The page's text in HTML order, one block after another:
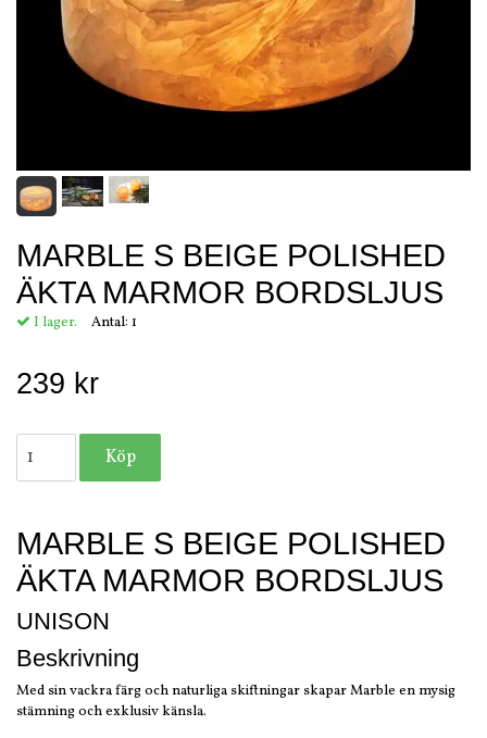
MARBLE S BEIGE POLISHED
ÄKTA MARMOR BORDSLJUS
I lager. Antal: 1
239 kr
MARBLE S BEIGE POLISHED
ÄKTA MARMOR BORDSLJUS
UNISON
Beskrivning
Med sin vackra färg och naturliga skiftningar skapar Marble en mysig
stämning och exklusiv känsla.